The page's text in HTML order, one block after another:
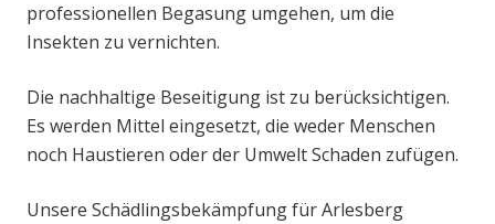
professionellen Begasung umgehen, um die
Insekten zu vernichten.
Die nachhaltige Beseitigung ist zu berücksichtigen.
Es werden Mittel eingesetzt, die weder Menschen
noch Haustieren oder der Umwelt Schaden zufügen.
Unsere Schädlingsbekämpfung für Arlesberg